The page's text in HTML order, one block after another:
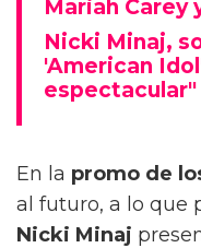
Mariah Carey
Nicki Minaj,
'American
espectacular"
En la promo de
al futuro, a lo que
Nicki Minaj